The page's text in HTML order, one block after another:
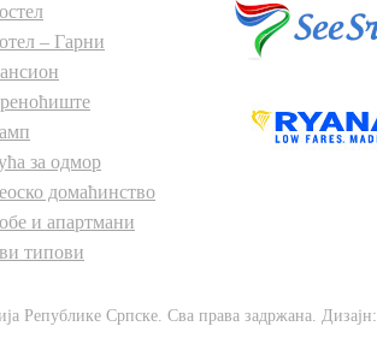
– Гарни
за одмор
домаћинство
и апартмани
типови
Републике Српске. Сва права задржана. Дизајн: